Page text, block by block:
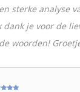
sterke analyse
dank je voor de
woorden!